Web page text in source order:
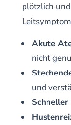
plötzlich
Akute
nicht
und
Schneller